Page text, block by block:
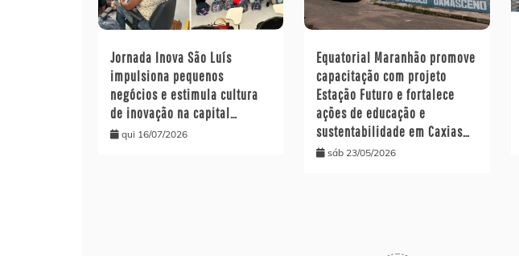
Jornada Inova São Luís
impulsiona pequenos
negócios e estimula cultura
de inovação na capital…
qui 16/07/2026
Equatorial Maranhão promove
capacitação com projeto
Estação Futuro e fortalece
ações de educação e
sustentabilidade em Caxias…
sáb 23/05/2026